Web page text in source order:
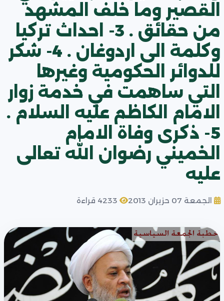
القصير وما خلف المشهد
من حقائق . 3- احداث تركيا
وكلمة الى اردوغان . 4- شكر
للدوائر الحكومية وغيرها
التي ساهمت في خدمة زوار
الامام الكاظم عليه السلام .
5- ذكرى وفاة الامام
الخميني رضوان الله تعالى
عليه
الجمعة 07 حزيران 2013